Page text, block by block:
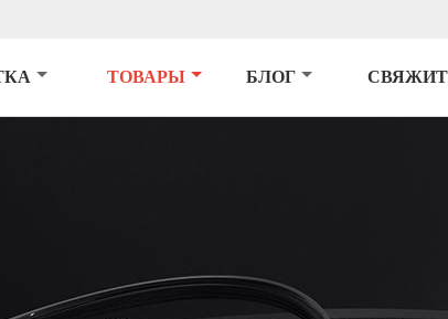
ТОВАРЫ БЛОГ